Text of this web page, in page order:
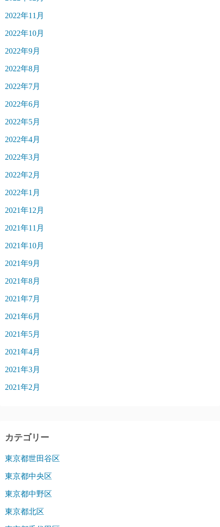
2022年11月
2022年10月
2022年9月
2022年8月
2022年7月
2022年6月
2022年5月
2022年4月
2022年3月
2022年2月
2022年1月
2021年12月
2021年11月
2021年10月
2021年9月
2021年8月
2021年7月
2021年6月
2021年5月
2021年4月
2021年3月
2021年2月
カテゴリー
東京都世田谷区
東京都中央区
東京都中野区
東京都北区